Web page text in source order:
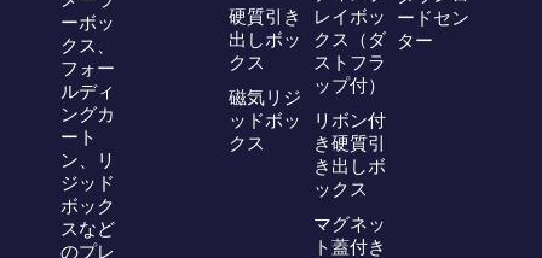
ーボッ
クス、
フォー
ルディ
ングカ
ート
ン、リ
ジッド
ボック
スなど
のプレ
硬質引き
出しボッ
クス
磁気リジ
ッドボッ
クス
レイボッ
クス（ダ
ストフラ
ップ付）
リボン付
き硬質引
き出しボ
ックス
マグネッ
ト蓋付き
ードセン
ター